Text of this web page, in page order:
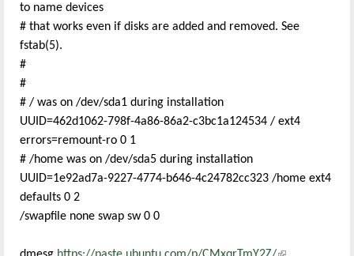
to name devices
# that works even if disks are added and removed. See
fstab(5).
#
#
# / was on /dev/sda1 during installation
UUID=462d1062-798f-4a86-86a2-c3bc1a124534 / ext4
errors=remount-ro 0 1
# /home was on /dev/sda5 during installation
UUID=1e92ad7a-9227-4774-b646-4c24782cc323 /home ext4
defaults 0 2
/swapfile none swap sw 0 0